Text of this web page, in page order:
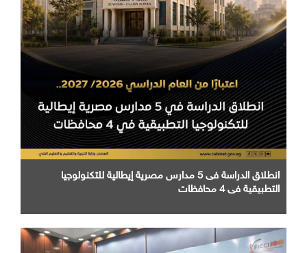
انطلاق الدراسة فى 5 مدارس مصرية إيطالية للتكنولوجيا
التطبيقية في 4 محافظات